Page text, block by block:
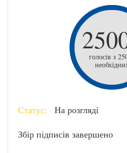
голосів з
Статус: На розгляді
Збір підписів завершено